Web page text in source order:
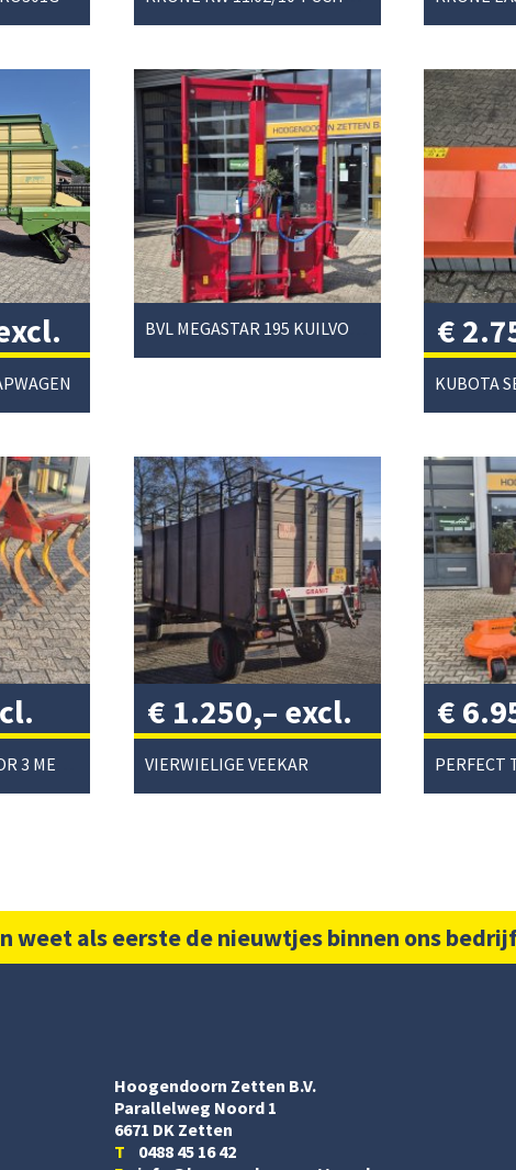
€
btw/
VIERWIELIGE VEEKAR
€ 1.250,– excl.
btw/
€
btw/
weet als eerste de nieuwtjes binnen ons
Hoogendoorn Zetten B.V.
Parallelweg Noord 1
6671 DK Zetten
T 0488 45 16 42